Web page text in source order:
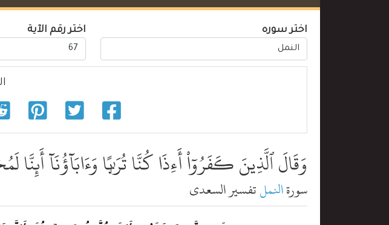
اختر سوره اختر رقم الآية
وَقَالَ ٱلَّذِينَ كَفَرُوٓاْ أَءِذَا كُنَّا تُرَٰبًۭا وَءَابَآؤُنَآ أَئِنَّا
سورةالنملتفسير السعدي